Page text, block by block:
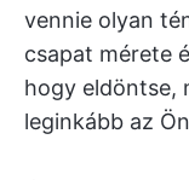
vennie olyan
csapat mérete
hogy eldöntse,
leginkább az